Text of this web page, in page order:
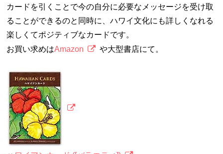
カードを引くことで今の自分に必要なメッセージを受け取
ることができるのと同時に、ハワイ文化にも詳しくなれる
楽しくてポジティブなカードです。
お買い求めはAmazon や大型書店にて。